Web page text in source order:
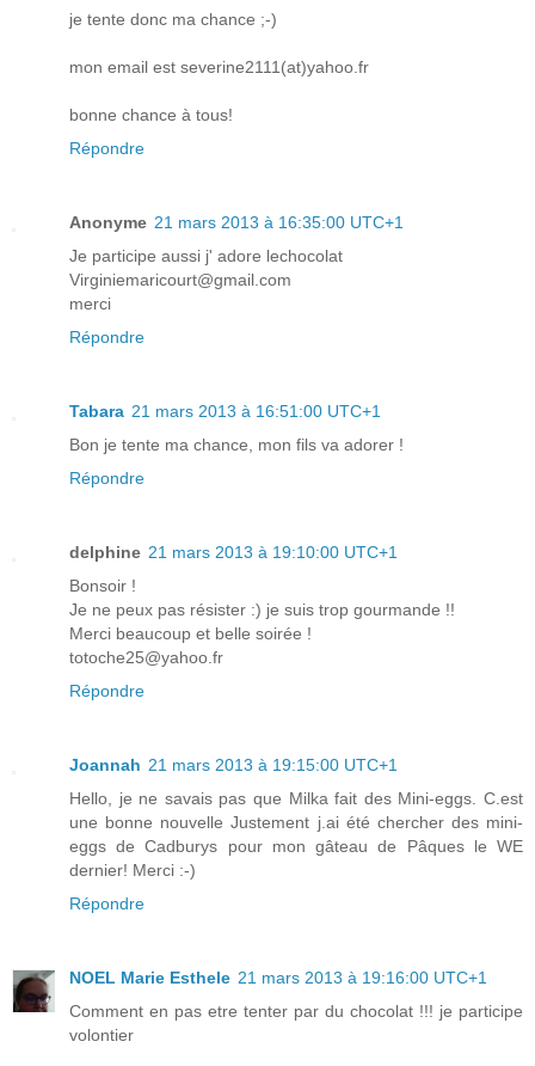
je tente donc ma chance ;-)
mon email est severine2111(at)yahoo.fr
bonne chance à tous!
Répondre
Anonyme 21 mars 2013 à 16:35:00 UTC+1
Je participe aussi j' adore lechocolat
Virginiemaricourt@gmail.com
merci
Répondre
Tabara 21 mars 2013 à 16:51:00 UTC+1
Bon je tente ma chance, mon fils va adorer !
Répondre
delphine 21 mars 2013 à 19:10:00 UTC+1
Bonsoir !
Je ne peux pas résister :) je suis trop gourmande !!
Merci beaucoup et belle soirée !
totoche25@yahoo.fr
Répondre
Joannah 21 mars 2013 à 19:15:00 UTC+1
Hello, je ne savais pas que Milka fait des Mini-eggs. C.est
une bonne nouvelle Justement j.ai été chercher des mini-
eggs de Cadburys pour mon gâteau de Pâques le WE
dernier! Merci :-)
Répondre
NOEL Marie Esthele 21 mars 2013 à 19:16:00 UTC+1
Comment en pas etre tenter par du chocolat !!! je participe
volontier